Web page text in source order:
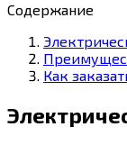
Содержание
Как